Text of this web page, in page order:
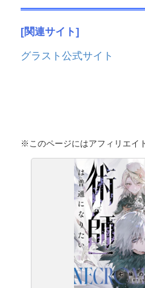
[関連サイト]
グラスト公式サイト
※このページにはアフィリエイ